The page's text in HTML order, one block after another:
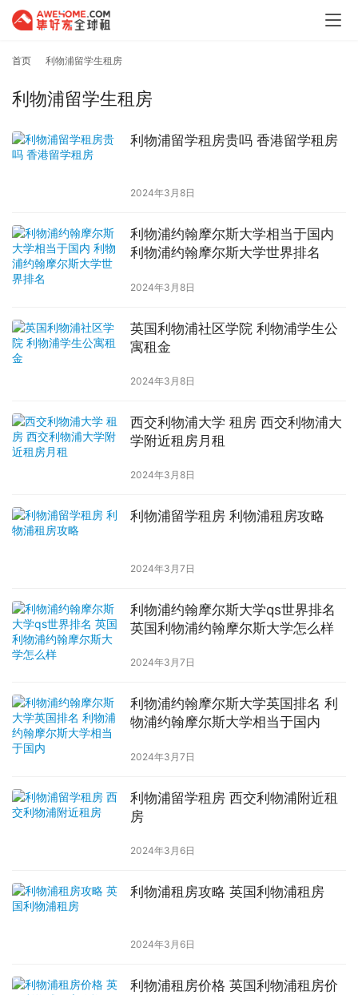
首页 利物浦留学生租房
利物浦留学生租房
利物浦留学租房贵吗 香港留学租房
2024年3月8日
利物浦约翰摩尔斯大学相当于国内
利物浦约翰摩尔斯大学世界排名
2024年3月8日
英国利物浦社区学院 利物浦学生公
寓租金
2024年3月8日
西交利物浦大学 租房 西交利物浦大
学附近租房月租
2024年3月8日
利物浦留学租房 利物浦租房攻略
2024年3月7日
利物浦约翰摩尔斯大学qs世界排名
英国利物浦约翰摩尔斯大学怎么样
2024年3月7日
利物浦约翰摩尔斯大学英国排名 利
物浦约翰摩尔斯大学相当于国内
2024年3月7日
利物浦留学租房 西交利物浦附近租
房
2024年3月6日
利物浦租房攻略 英国利物浦租房
2024年3月6日
利物浦租房价格 英国利物浦租房价